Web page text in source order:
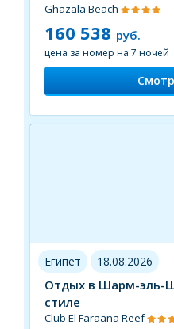
Ghazala Beach
160 538 руб.
цена за номер на 7 ночей
Египет 18.08.2026
Отдых в Шарм-эль-
стиле
Club El Faraana Reef